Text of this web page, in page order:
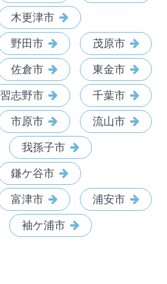
木更津市
野田市 茂原市
佐倉市 東金市
習志野市 千葉市
市原市 流山市
我孫子市
鎌ケ谷市
富津市 浦安市
袖ケ浦市